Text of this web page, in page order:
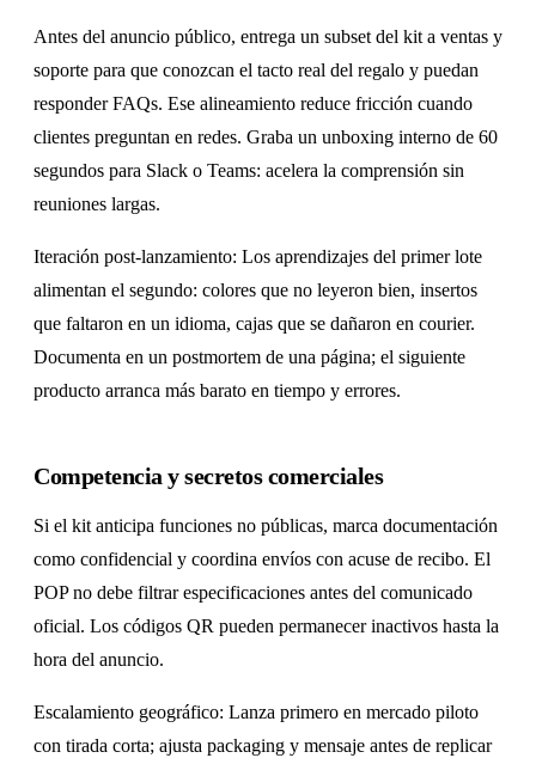
Antes del anuncio público, entrega un subset del kit a ventas y
soporte para que conozcan el tacto real del regalo y puedan
responder FAQs. Ese alineamiento reduce fricción cuando
clientes preguntan en redes. Graba un unboxing interno de 60
segundos para Slack o Teams: acelera la comprensión sin
reuniones largas.
Iteración post-lanzamiento: Los aprendizajes del primer lote
alimentan el segundo: colores que no leyeron bien, insertos
que faltaron en un idioma, cajas que se dañaron en courier.
Documenta en un postmortem de una página; el siguiente
producto arranca más barato en tiempo y errores.
Competencia y secretos comerciales
Si el kit anticipa funciones no públicas, marca documentación
como confidencial y coordina envíos con acuse de recibo. El
POP no debe filtrar especificaciones antes del comunicado
oficial. Los códigos QR pueden permanecer inactivos hasta la
hora del anuncio.
Escalamiento geográfico: Lanza primero en mercado piloto
con tirada corta; ajusta packaging y mensaje antes de replicar